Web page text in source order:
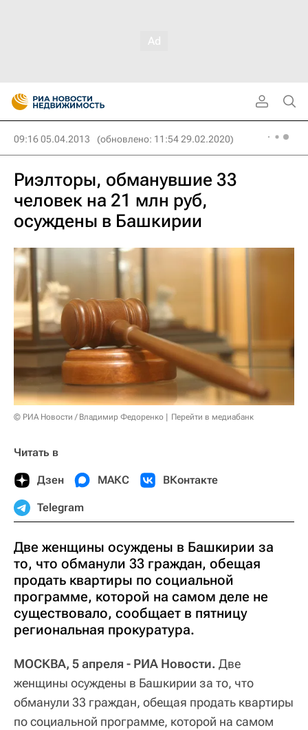
09:16 05.04.2013 (обновлено: 11:54 29.02.2020)
Риэлторы, обманувшие 33
человек на 21 млн руб,
осуждены в Башкирии
© РИА Новости / Владимир Федоренко Перейти в медиабанк
Читать в
Дзен МАКС ВКонтакте
Telegram
Две женщины осуждены в Башкирии за
то, что обманули 33 граждан, обещая
продать квартиры по социальной
программе, которой на самом деле не
существовало, сообщает в пятницу
региональная прокуратура.
МОСКВА, 5 апреля - РИА Новости. Две
женщины осуждены в Башкирии за то, что
обманули 33 граждан, обещая продать квартиры
по социальной программе, которой на самом